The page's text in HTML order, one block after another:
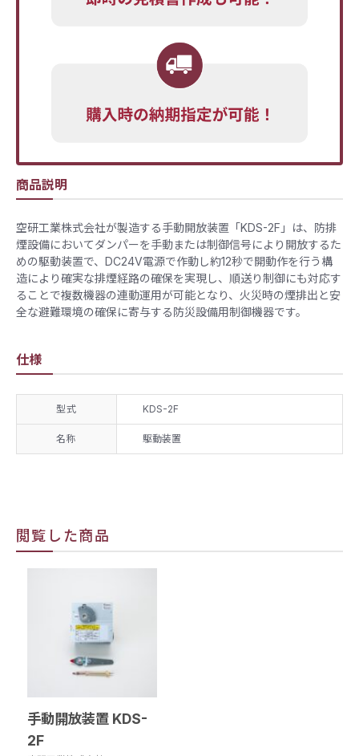
商品説明
空研工業株式会社が製造する手動開放装置「KDS-2F」は、防排
煙設備においてダンパーを手動または制御信号により開放するた
めの駆動装置で、DC24V電源で作動し約12秒で開動作を行う構
造により確実な排煙経路の確保を実現し、順送り制御にも対応す
ることで複数機器の連動運用が可能となり、火災時の煙排出と安
全な避難環境の確保に寄与する防災設備用制御機器です。
仕様
型式 KDS-2F
名称 駆動装置
閲覧した商品
手動開放装置 KDS-
2F